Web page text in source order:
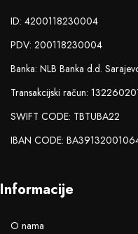
ID: 4200118230004
PDV: 200118230004
Banka: NLB Banka d.d.
Transakcijski račun:
SWIFT CODE: TBTUBA22
IBAN CODE:
Informacije
O nama